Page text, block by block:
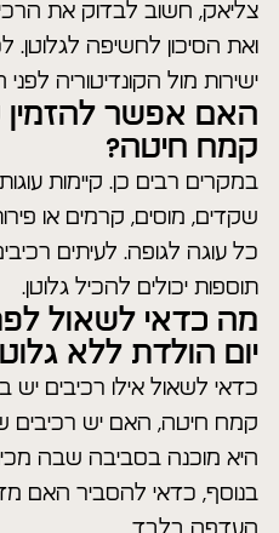
צליאק, חשוב לבדוק את
ואת הסיכון לחשיפה
ישירות מול הקונדיטוריה
האם אפשר להזמין
קמח חיטה?
במקרים רבים כן. קיימות
שקדים, מוסים, קרמים או
כל עוגה לגופה. לעיתים
תוספות יכולים להכיל גלוטן.
מה כדאי לשאול
יום הולדת ללא
כדאי לשאול אילו רכיבים
קמח חיטה, האם יש רכיבים
היא מוכנה בסביבה שבה
בנוסף, כדאי להסביר האם